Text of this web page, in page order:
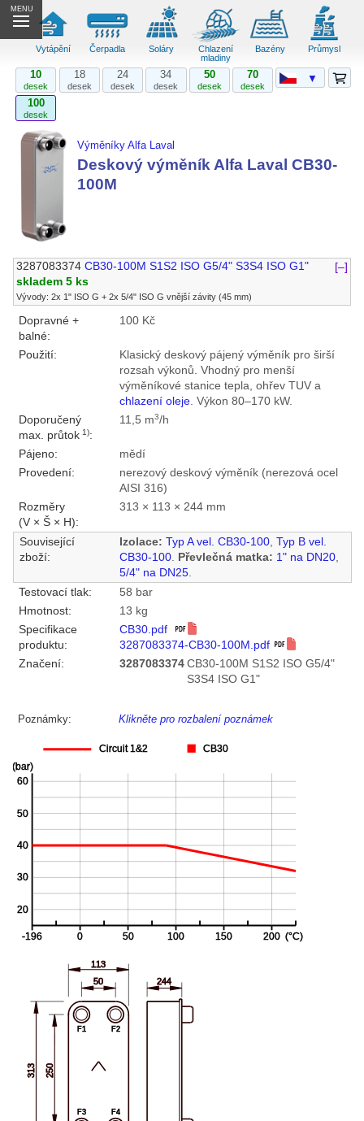
MENU
Vytápění Čerpadla Soláry
Chlazení
mladiny
Bazény Průmysl
10
desek
18
desek
24
desek
34
desek
50
desek
70
desek
100
desek
Výměníky Alfa Laval
Deskový výměník Alfa Laval CB30-
100M
3287083374 CB30-100M S1S2 ISO G5/4" S3S4 ISO G1"
[–]
skladem 5 ks
Vývody: 2x 1" ISO G + 2x 5/4" ISO G vnější závity (45 mm)
Dopravné +
balné:
100 Kč
Použití:
Klasický deskový pájený výměník pro širší
rozsah výkonů. Vhodný pro menší
výměníkové stanice tepla, ohřev TUV a
chlazení oleje. Výkon 80–170 kW.
Doporučený
max. průtok1):
11,5 m3/h
Pájeno:
mědí
Provedení:
nerezový deskový výměník (nerezová ocel
AISI 316)
Rozměry
(V × Š × H):
313 × 113 × 244 mm
Související
zboží:
Izolace: Typ A vel. CB30-100, Typ B vel.
CB30-100. Převlečná matka: 1" na DN20,
5/4" na DN25.
Testovací tlak:
58 bar
Hmotnost:
13 kg
Specifikace
produktu:
CB30.pdf
3287083374-CB30-100M.pdf
Značení:
3287083374 CB30-100M S1S2 ISO G5/4"
S3S4 ISO G1"
Poznámky: Klikněte pro rozbalení poznámek
▼